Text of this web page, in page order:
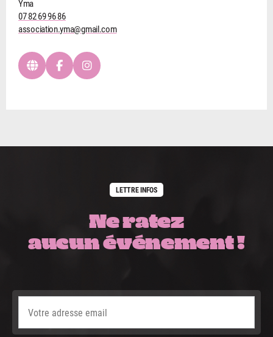
Yma
07 82 69 96 86
association.yma@gmail.com
LETTRE INFOS
Ne ratez
aucun événement !